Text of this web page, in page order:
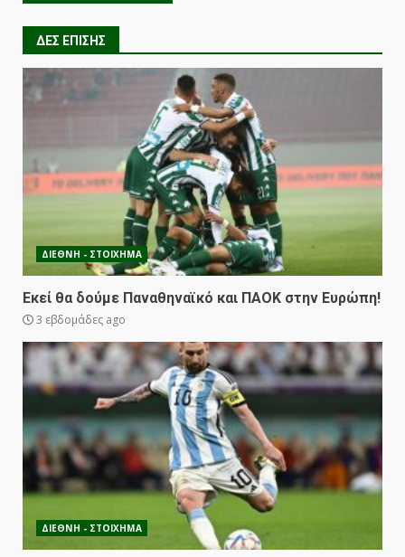
ΔΕΣ ΕΠΙΣΗΣ
ΔΙΕΘΝΗ - ΣΤΟΙΧΗΜΑ
Εκεί θα δούμε Παναθηναϊκό και ΠΑΟΚ στην Ευρώπη!
3 εβδομάδες ago
ΔΙΕΘΝΗ - ΣΤΟΙΧΗΜΑ